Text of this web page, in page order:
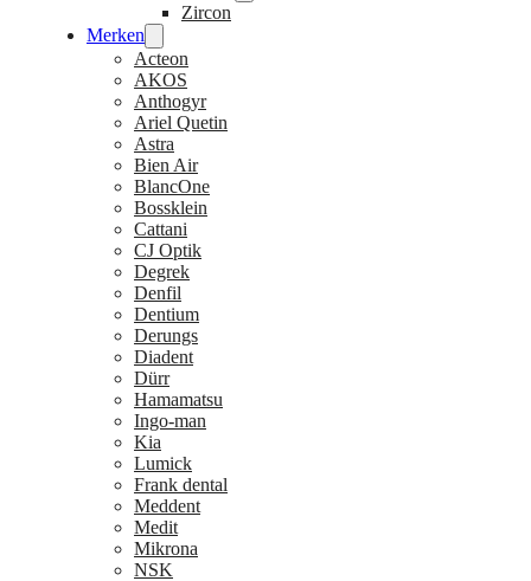
Zircon
Merken
Acteon
AKOS
Anthogyr
Ariel Quetin
Astra
Bien Air
BlancOne
Bossklein
Cattani
CJ Optik
Degrek
Denfil
Dentium
Derungs
Diadent
Dürr
Hamamatsu
Ingo-man
Kia
Lumick
Frank dental
Meddent
Medit
Mikrona
NSK